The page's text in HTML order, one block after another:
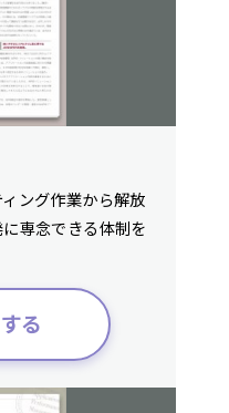
ング作業から解放
専念できる体制を
る